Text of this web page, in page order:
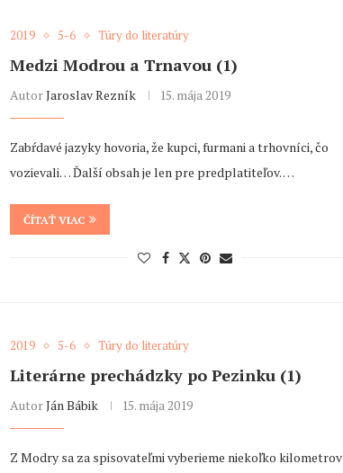
2019 5-6 Túry do literatúry
Medzi Modrou a Trnavou (1)
AutorJaroslav Rezník 15. mája 2019
Zabŕdavé jazyky hovoria, že kupci, furmani a trhovníci, čo
vozievali… Ďalší obsah je len pre predplatiteľov. …
ČÍTAŤ VIAC
2019 5-6 Túry do literatúry
Literárne prechádzky po Pezinku (1)
AutorJán Bábik 15. mája 2019
Z Modry sa za spisovateľmi vyberieme niekoľko kilometrov